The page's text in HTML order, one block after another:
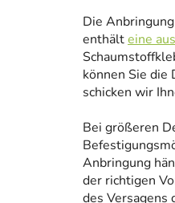
Die
enthälteine
können Sie die
schicken wir
Bei größeren
Anbringung
der richtigen
des Versagens